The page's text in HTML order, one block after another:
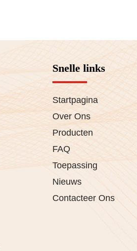
Snelle links
Startpagina
Over Ons
Producten
FAQ
Toepassing
Nieuws
Contacteer Ons